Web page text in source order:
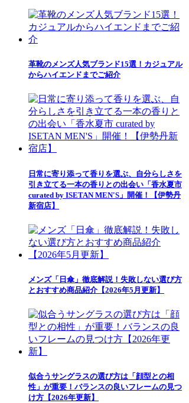
革靴のメンズ人気ブランド15選！カジュアル
からハイエンドまでご紹介
日常に寄り添って香りを選ぶ、自分らしさを
引き立てる一本の香りとの出会い「香水夏市
curated by ISETAN MEN'S」開催！【伊勢丹
新宿店】
メンズ「日傘」徹底解説！失敗しない選び方
とおすすめ商品紹介【2026年5月更新】
似合うサングラスの選び方は「顔型との相
性」が重要！バランスの良いフレームの見つ
け方【2026年更新】